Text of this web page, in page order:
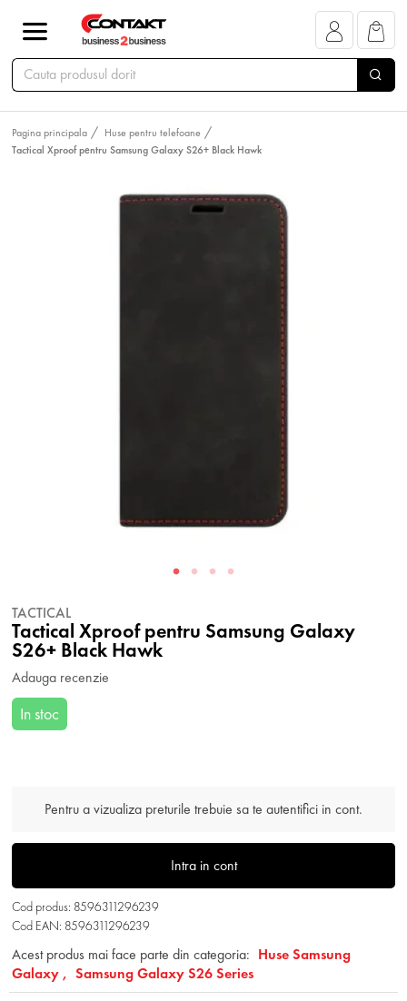
Pagina principala
Huse pentru telefoane
Tactical Xproof pentru Samsung Galaxy S26+ Black Hawk
TACTICAL
Tactical Xproof pentru Samsung Galaxy
S26+ Black Hawk
Adauga recenzie
In stoc
Pentru a vizualiza preturile trebuie sa te autentifici in cont.
Intra in cont
Cod produs: 8596311296239
Cod EAN: 8596311296239
Acest produs mai face parte din categoria: Huse Samsung
Galaxy , Samsung Galaxy S26 Series